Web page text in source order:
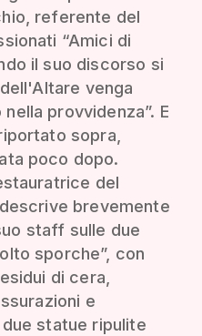
referente del
“Amici di
il suo discorso si
venga
provvidenza”. E
sopra,
poco dopo.
del
brevemente
staff sulle due
sporche”, con
di cera,
e
statue ripulite